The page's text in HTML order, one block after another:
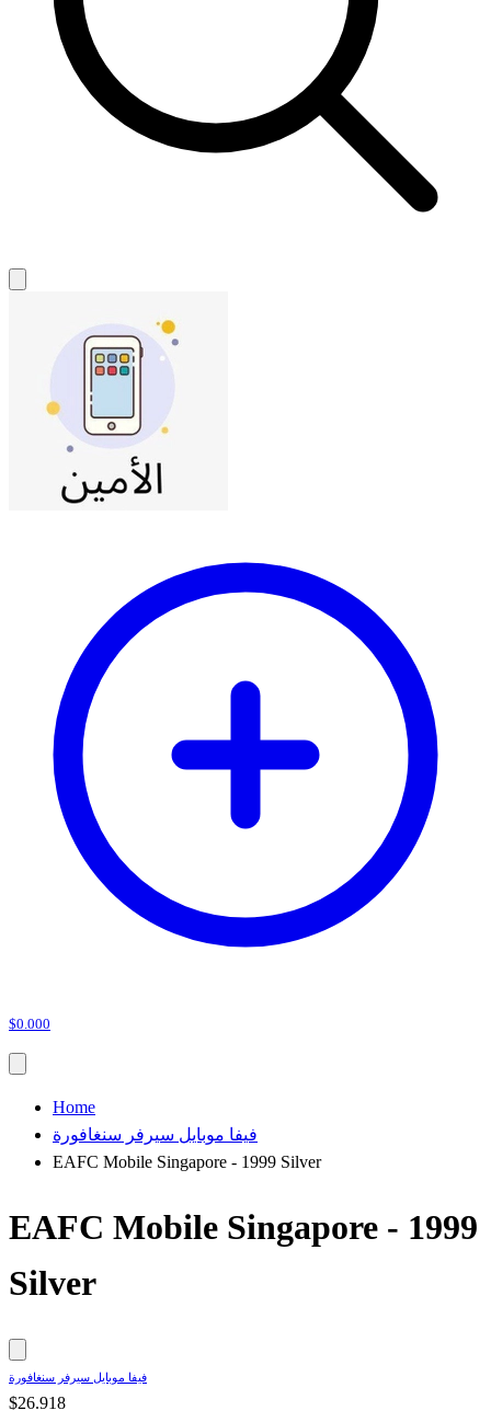
$0.000
Home
فيفا موبايل سيرفر سنغافورة
EAFC Mobile Singapore - 1999 Silver
EAFC Mobile Singapore - 1999
Silver
فيفا موبايل سيرفر سنغافورة
$26.918